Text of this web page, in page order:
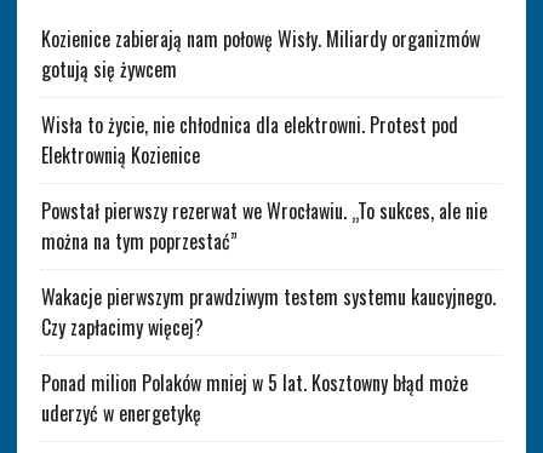
Kozienice zabierają nam połowę Wisły. Miliardy organizmów
gotują się żywcem
Wisła to życie, nie chłodnica dla elektrowni. Protest pod
Elektrownią Kozienice
Powstał pierwszy rezerwat we Wrocławiu. „To sukces, ale nie
można na tym poprzestać”
Wakacje pierwszym prawdziwym testem systemu kaucyjnego.
Czy zapłacimy więcej?
Ponad milion Polaków mniej w 5 lat. Kosztowny błąd może
uderzyć w energetykę